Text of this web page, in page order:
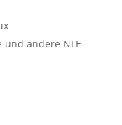
und andere NLE-